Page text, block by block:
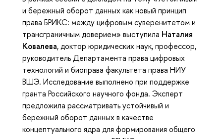
и бережный оборот данных как новый принцип
права БРИКС: между цифровым суверенитетом и
трансграничным доверием» выступила Наталия
Ковалева, доктор юридических наук, профессор,
руководитель Департамента права цифровых
технологий и биоправа факультета права НИУ
ВШЭ. Исследование выполнено при поддержке
гранта Российского научного фонда. Эксперт
предложила рассматривать устойчивый и
бережный оборот данных в качестве
концептуального ядра для формирования общего